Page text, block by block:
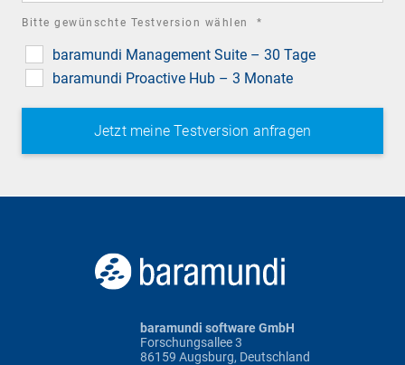
Bitte gewünschte Testversion wählen *
baramundi Management Suite – 30 Tage
baramundi Proactive Hub – 3 Monate
baramundi software GmbH
Forschungsallee 3
86159 Augsburg, Deutschland